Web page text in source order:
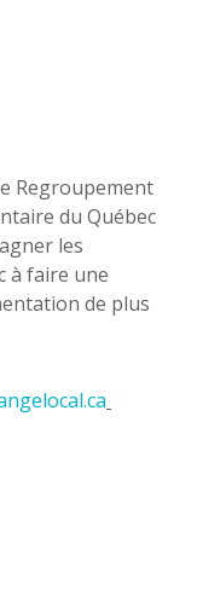
Regroupement
du Québec
les
à faire une
de plus